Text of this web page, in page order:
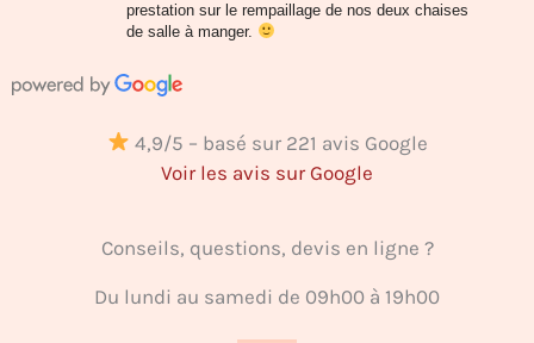
prestation sur le rempaillage de nos deux chaises
de salle à manger.
4,9/5 – basé sur 221 avis Google
Voir les avis sur Google
Conseils, questions, devis en ligne ?
Du lundi au samedi de 09h00 à 19h00